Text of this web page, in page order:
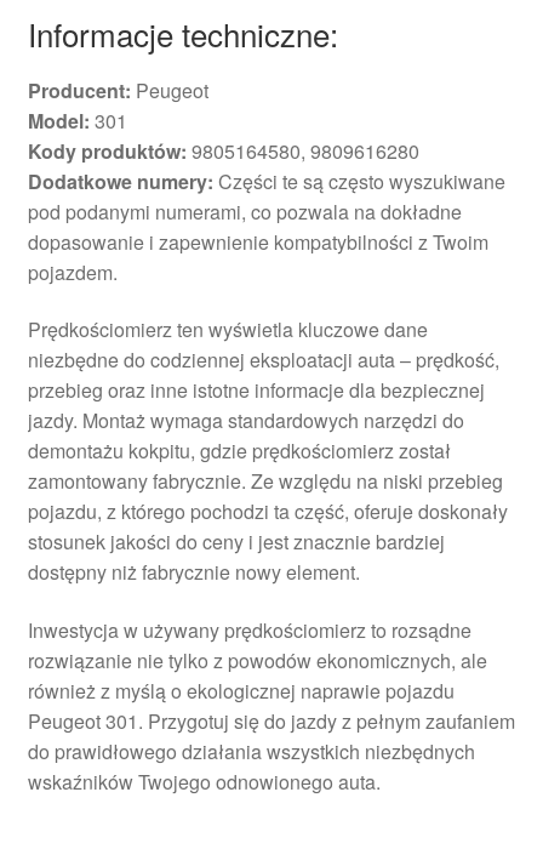
Informacje techniczne:
Producent: Peugeot
Model: 301
Kody produktów: 9805164580, 9809616280
Dodatkowe numery: Części te są często wyszukiwane
pod podanymi numerami, co pozwala na dokładne
dopasowanie i zapewnienie kompatybilności z Twoim
pojazdem.
Prędkościomierz ten wyświetla kluczowe dane
niezbędne do codziennej eksploatacji auta – prędkość,
przebieg oraz inne istotne informacje dla bezpiecznej
jazdy. Montaż wymaga standardowych narzędzi do
demontażu kokpitu, gdzie prędkościomierz został
zamontowany fabrycznie. Ze względu na niski przebieg
pojazdu, z którego pochodzi ta część, oferuje doskonały
stosunek jakości do ceny i jest znacznie bardziej
dostępny niż fabrycznie nowy element.
Inwestycja w używany prędkościomierz to rozsądne
rozwiązanie nie tylko z powodów ekonomicznych, ale
również z myślą o ekologicznej naprawie pojazdu
Peugeot 301. Przygotuj się do jazdy z pełnym zaufaniem
do prawidłowego działania wszystkich niezbędnych
wskaźników Twojego odnowionego auta.